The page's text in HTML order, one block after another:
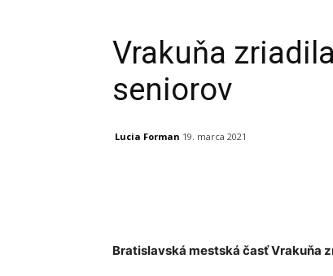
Vrakuňa
seniorov
Lucia Forman 19. marca 2021
Bratislavská mestská časť Vrakuňa